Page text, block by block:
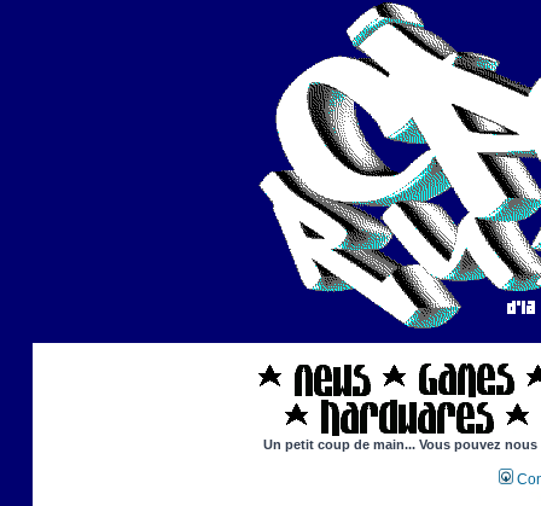
Un petit coup de main... Vous pouvez